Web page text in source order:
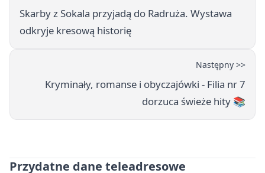
Skarby z Sokala przyjadą do Radruża. Wystawa
odkryje kresową historię
Następny >>
Kryminały, romanse i obyczajówki - Filia nr 7
dorzuca świeże hity 📚
Przydatne dane teleadresowe